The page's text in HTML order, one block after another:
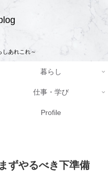
しあれこれ～
暮らし
仕事・学び
Profile
ずやるべき下準備